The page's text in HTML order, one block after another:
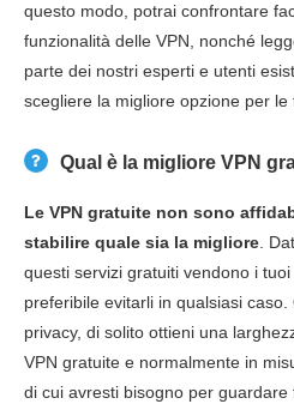
questo modo, potrai confrontare
funzionalità delle VPN, nonché
parte dei nostri esperti e utenti
scegliere la migliore opzione per le
Qual è la migliore VPN
Le VPN gratuite non sono
stabilire quale sia la migliore .
questi servizi gratuiti vendono i
preferibile evitarli in qualsiasi
privacy, di solito ottieni una
VPN gratuite e normalmente in
di cui avresti bisogno per guardare